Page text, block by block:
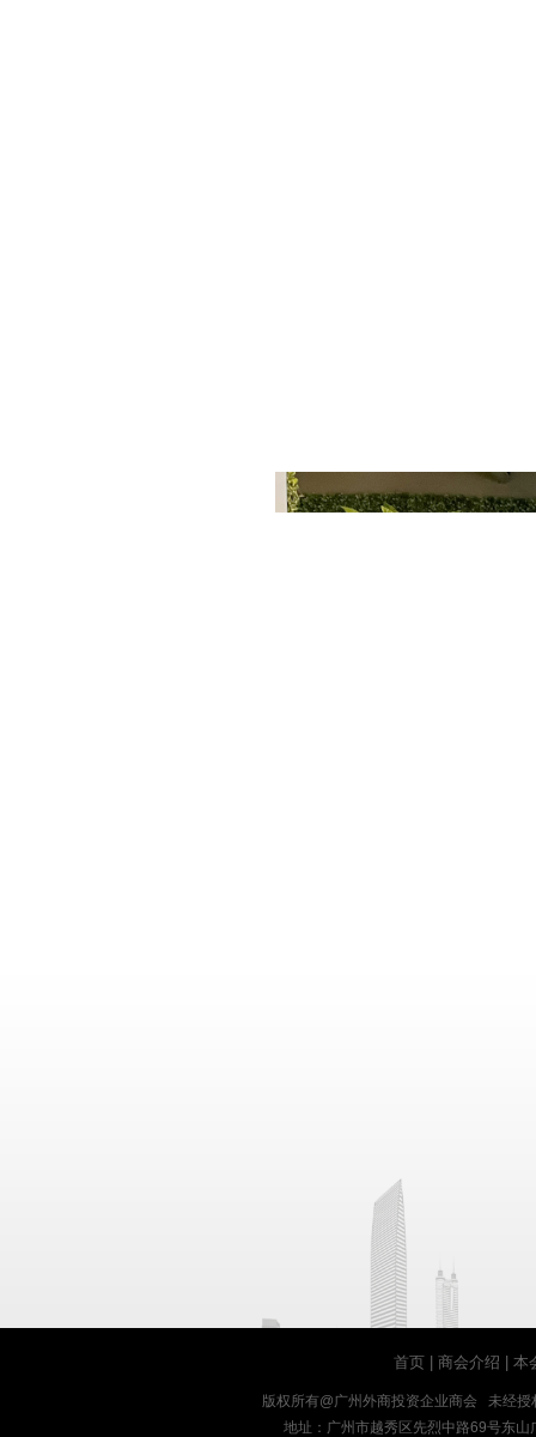
首页 |商会介绍 |本
版权所有@广州外商投资企业商会 未经
地址：广州市越秀区先烈中路69号东